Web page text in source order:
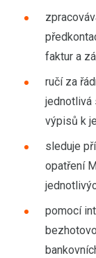
faktur a
ručí za
jednotlivá
výpisů k
sleduje
opatření
pomocí